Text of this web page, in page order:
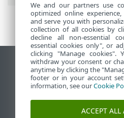
Zobraziť stránku ako
End of Life
Databáza znalostí ESET
ESET Fórum
We and our partners use
optimized online
and serve you with
collection of all cookies by
decline all non-essential
essential cookies only", or
clicking "Manage
withdraw your consent or
anytime by clicking the
footer or in your account
information, see ourCookie
ACCEPT